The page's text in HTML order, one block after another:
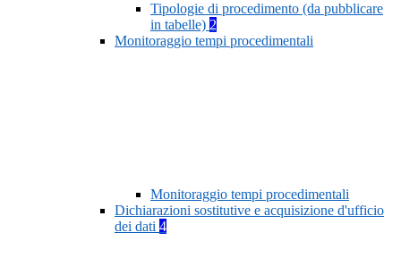
Tipologie di procedimento (da pubblicare
in tabelle) 2
Monitoraggio tempi procedimentali
Monitoraggio tempi procedimentali
Dichiarazioni sostitutive e acquisizione d'ufficio
dei dati 4